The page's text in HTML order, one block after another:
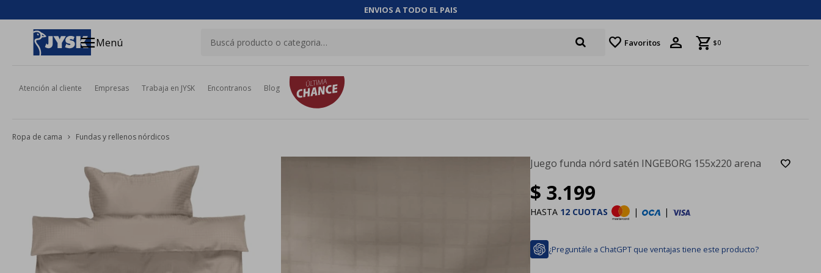
ENVIOS A TODO EL PAIS
menuMenú favorite Favoritos $0
Atención al cliente Empresas Trabaja en JYSK Encontranos Blog
Ropa de cama Fundas y rellenos nórdicos
Juego funda nórd satén INGEBORG 155x220 arena
$ 3.199
HASTA 12 CUOTAS | |
¿Preguntále a ChatGPT que ventajas tiene este producto?
close